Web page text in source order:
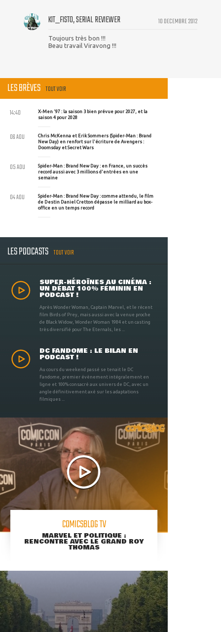
10 DECEMBRE 2012
KIT_FISTO, SERIAL REVIEWER
Toujours très bon !!!
Beau travail Viravong !!!
LES BRÈVES TOUT VOIR
X-Men '97 : la saison 3 bien prévue pour 2027, et la
saison 4 pour 2028
14:40
Chris McKenna et Erik Sommers (Spider-Man : Brand
New Day) en renfort sur l'écriture de Avengers :
Doomsday et Secret Wars
06 AOU
Spider-Man : Brand New Day : en France, un succès
record aussi avec 3 millions d'entrées en une
semaine
05 AOU
Spider-Man : Brand New Day : comme attendu, le film
de Destin Daniel Cretton dépasse le milliard au box-
office en un temps record
04 AOU
LES PODCASTS TOUT VOIR
SUPER-HÉROÏNES AU CINÉMA :
UN DÉBAT 100% FÉMININ EN
PODCAST !
Après Wonder Woman, Captain Marvel, et le récent
film Birds of Prey, mais aussi avec la venue proche
de Black Widow, Wonder Woman 1984 et un casting
très diversifié pour The Eternals, les ...
DC FANDOME : LE BILAN EN
PODCAST !
Au cours du weekend passé se tenait le DC
Fandome, premier évènement intégralement en
ligne et 100% consacré aux univers de DC, avec un
angle définitivement axé sur les adaptations
filmiques ...
COMICSBLOG TV
MARVEL ET POLITIQUE :
RENCONTRE AVEC LE GRAND ROY
THOMAS